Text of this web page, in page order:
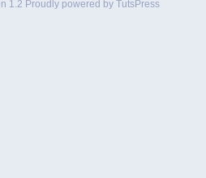
1.2 Proudly powered by TutsPress